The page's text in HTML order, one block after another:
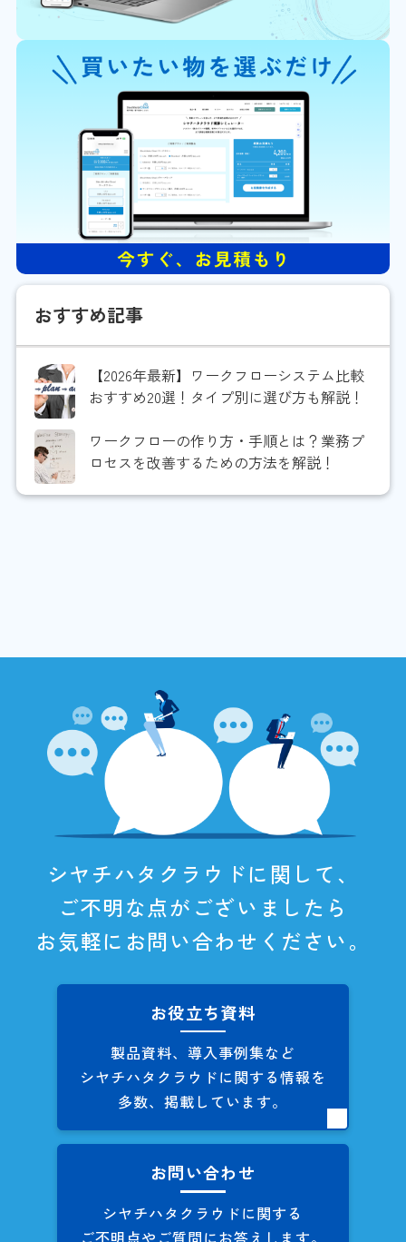
おすすめ記事
【2026年最新】ワークフローシステム比較
おすすめ20選！タイプ別に選び方も解説！
ワークフローの作り方・手順とは？業務プ
ロセスを改善するための方法を解説！
シヤチハタクラウドに関して、
ご不明な点がございましたら
お気軽にお問い合わせください。
お役立ち資料
製品資料、導入事例集など
シヤチハタクラウドに関する情報を
多数、掲載しています。
お問い合わせ
シヤチハタクラウドに関する
ご不明点やご質問にお答えします。